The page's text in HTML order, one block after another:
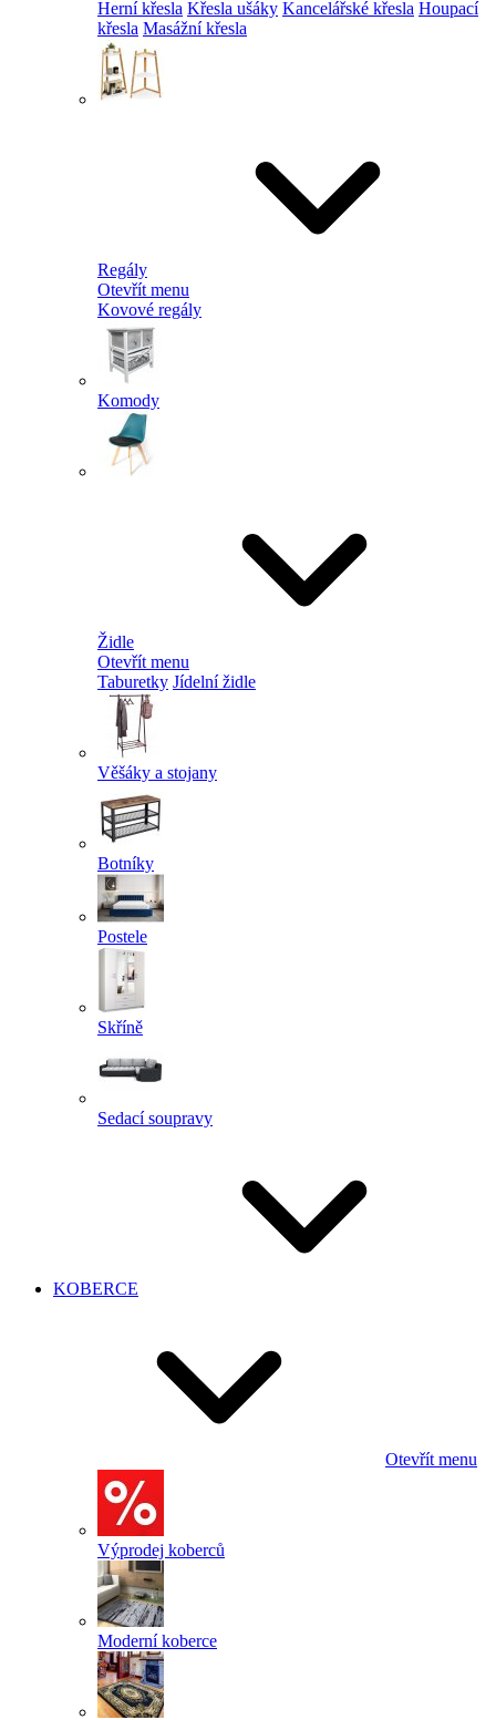
Herní křesla Křesla ušáky Kancelářské křesla Houpací
křesla Masážní křesla
Regály
Otevřít menu
Kovové regály
Komody
Židle
Otevřít menu
Taburetky Jídelní židle
Věšáky a stojany
Botníky
Postele
Skříně
Sedací soupravy
KOBERCE
Otevřít menu
Výprodej koberců
Moderní koberce